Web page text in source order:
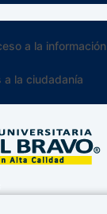
a la información
la ciudadanía